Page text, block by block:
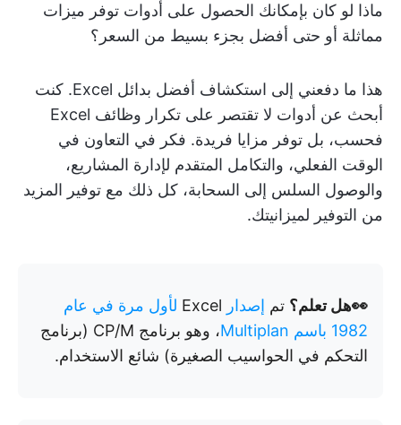
ماذا لو كان بإمكانك الحصول على أدوات توفر ميزات
مماثلة أو حتى أفضل بجزء بسيط من السعر؟
هذا ما دفعني إلى استكشاف أفضل بدائل Excel. كنت
أبحث عن أدوات لا تقتصر على تكرار وظائف Excel
فحسب، بل توفر مزايا فريدة. فكر في التعاون في
الوقت الفعلي، والتكامل المتقدم لإدارة المشاريع،
والوصول السلس إلى السحابة، كل ذلك مع توفير المزيد
من التوفير لميزانيتك.
👀هل تعلم؟ تم إصدار
لأول مرة في عام
1982 باسم Multiplan
، وهو برنامج CP/M (برنامج
التحكم في الحواسيب الصغيرة) شائع الاستخدام.